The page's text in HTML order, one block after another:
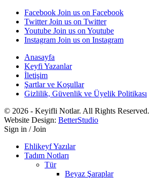
Facebook Join us on Facebook
Twitter Join us on Twitter
Youtube Join us on Youtube
Instagram Join us on Instagram
Anasayfa
Keyfi Yazanlar
İletişim
Şartlar ve Koşullar
Gizlilik, Güvenlik ve Üyelik Politikası
© 2026 - Keyifli Notlar. All Rights Reserved.
Website Design: BetterStudio
Sign in / Join
Ehlikeyf Yazılar
Tadım Notları
Tür
Beyaz Şaraplar